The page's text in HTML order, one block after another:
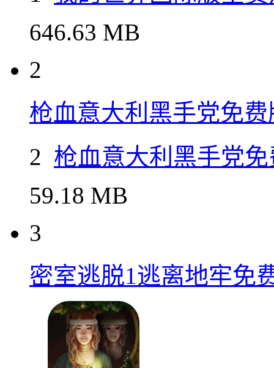
本类排行
1
我的世界国际版全资
1
我的世界国际版全
646.63 MB
2
枪血意大利黑手党免
枪血意大利黑手党
59.18 MB